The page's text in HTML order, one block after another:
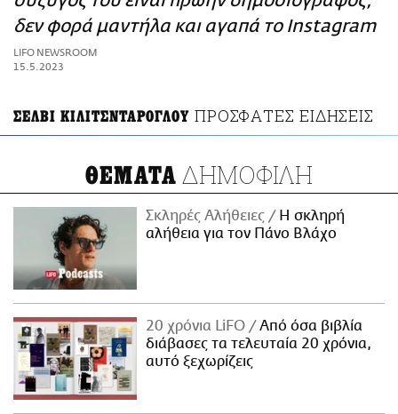
ΑΜΠΑ
PRINT
δεν φορά μαντήλα και αγαπά το Instagram
LIFO NEWSROOM
15.5.2023
ΣΕΛΒΙ ΚΙΛΙΤΣΝΤΑΡΟΓΛΟΥ ΠΡΟΣΦΑΤΕΣ ΕΙΔΗΣΕΙΣ
ΘΕΜΑΤΑ ΔΗΜΟΦΙΛΗ
Σκληρές Αλήθειες
H σκληρή
αλήθεια για τον Πάνο Βλάχο
20 χρόνια LiFO
Από όσα βιβλία
διάβασες τα τελευταία 20 χρόνια,
αυτό ξεχωρίζεις